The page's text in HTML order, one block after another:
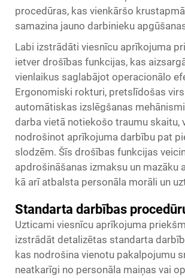
procedūras, kas vienkāršo
samazina jauno darbinieku
Labi izstrādāti viesnīcu aprīkojuma
ietver drošības funkcijas, kas
vienlaikus saglabājot operacionālo
Ergonomiski rokturi, pretslīdošas
automātiskas izslēgšanas
darba vietā notiekošo traumu skaitu,
nodrošinot aprīkojuma darbību pat
slodzēm. Šīs drošības funkcijas
apdrošināšanas izmaksu un mazāku
kā arī atbalsta personāla morāli un
Standarta darbības
Uzticami viesnīcu aprīkojuma
izstrādāt detalizētas standarta
kas nodrošina vienotu pakalpojumu
neatkarīgi no personāla maiņas vai